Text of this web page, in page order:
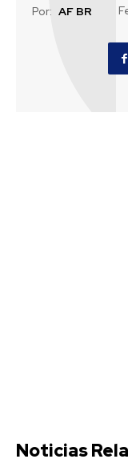
Por: AF BR
Noticias